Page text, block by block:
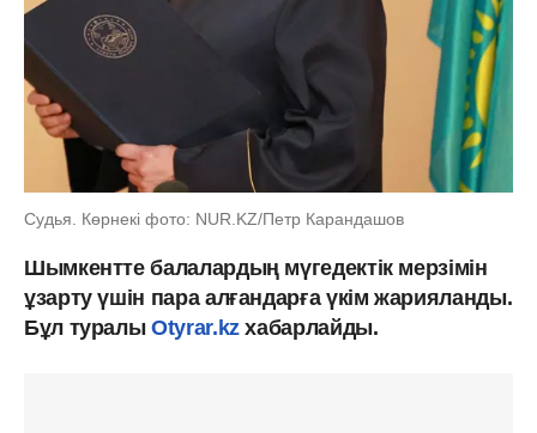
Судья. Көрнекі фото: NUR.KZ/Петр Карандашов
Шымкентте балалардың мүгедектік мерзімін
ұзарту үшін пара алғандарға үкім жарияланды.
Бұл туралыOtyrar.kzхабарлайды.